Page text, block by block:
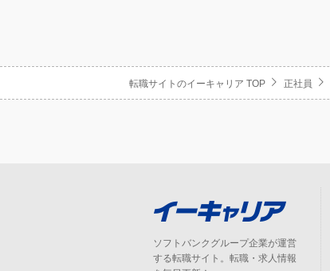
転職サイトのイーキャリア TOP 正社員
ソフトバンクグループ企業が運営
する転職サイト。転職・求人情報